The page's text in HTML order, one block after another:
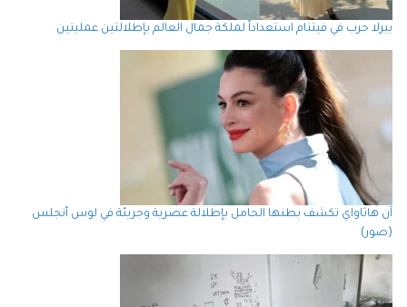
بيرلا حرب في فيتنام استعداداً لملكة جمال العالم بإطلالتين عمليتين
آن هاثاواي تكشف بطنها الحامل بإطلالة عصرية وجريئة في لوس أنجلس
(صور)